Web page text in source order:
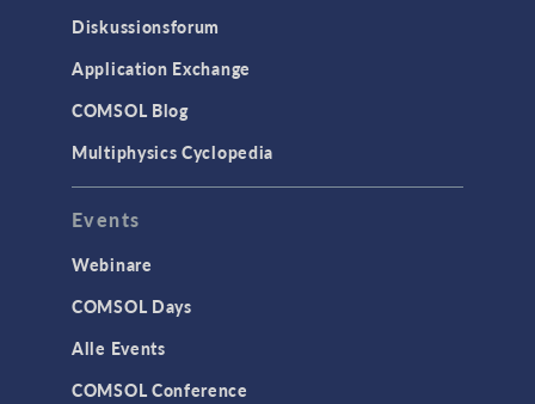
Diskussionsforum
Application Exchange
COMSOL Blog
Multiphysics Cyclopedia
Events
Webinare
COMSOL Days
Alle Events
COMSOL Conference